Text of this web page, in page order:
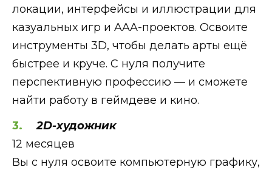
локации, интерфейсы и иллюстрации для
казуальных игр и AAA-проектов. Освоите
инструменты 3D, чтобы делать арты ещё
быстрее и круче. С нуля получите
перспективную профессию — и сможете
найти работу в геймдеве и кино.
2D-художник
12 месяцев
Вы с нуля освоите компьютерную графику,